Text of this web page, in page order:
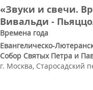
«Звуки и свечи.
Вивальди -
Времена года
Евангелическо-
Собор Святых Петра и
г. Москва, Старосадский